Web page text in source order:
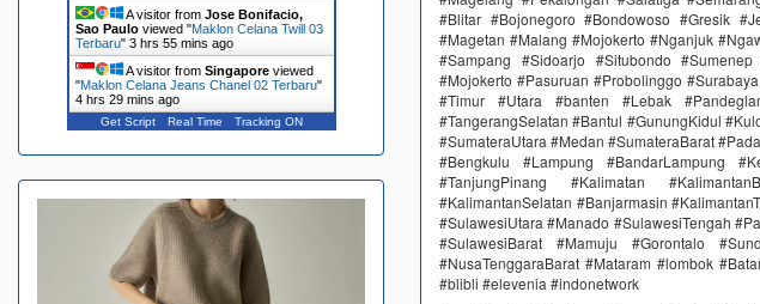
#Blitar #Bojonegoro #Bondowoso #Gresik
#Magetan #Malang #Mojokerto #Nganjuk
#Sampang #Sidoarjo #Situbondo
#Mojokerto #Pasuruan #Probolinggo
#Timur #Utara #banten #Lebak
#TangerangSelatan #Bantul #GunungKidul
#SumateraUtara #Medan #SumateraBarat
#Bengkulu #Lampung #BandarLampung
#TanjungPinang #Kalimatan
#KalimantanSelatan #Banjarmasin
#SulawesiUtara #Manado #SulawesiTengah
#SulawesiBarat #Mamuju #Gorontalo
#NusaTenggaraBarat #Mataram #lombok
#blibli #elevenia #indonetwork
A visitor from Jose Bonifacio,
Sao Pauloviewed "Maklon Celana Twill 03
Terbaru" 3 hrs 55 mins ago
A visitor from Singaporeviewed
"Maklon Celana Jeans Chanel 02 Terbaru"
4 hrs 29 mins ago
Get Script Real Time Tracking ON